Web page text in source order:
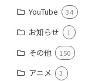
YouTube 34
お知らせ 1
その他 150
アニメ 3